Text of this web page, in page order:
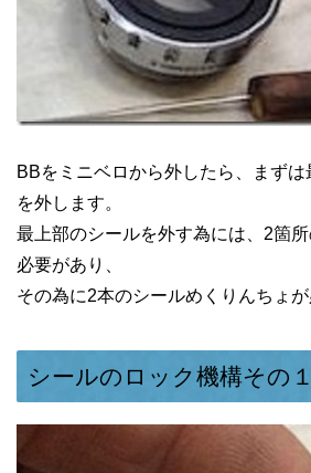
BBをミニベロから外したら、まず
を外します。
最上部のシールを外す為には、2箇
必要があり、
その為に2本のシールめくりんちょが
シールのロック機構その１